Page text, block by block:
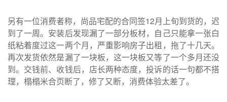
另有一位消费者称，尚品宅配的合同签12月上旬到货的，迟
到了一周。安装后发现漏了一部分板材，自己只能拿一张白
纸粘着度过这一两个月，严重影响房子出租，拖了十几天。
再次发货依然是漏了一块板，这一块板又等了一个多月还没
到。交钱前、收钱后，店长两种态度，投诉的话一句都不搭
理，榻榻米合页断了，修了又断，消费体验太差了。